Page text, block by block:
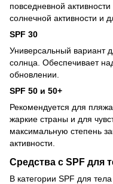
повседневной
солнечной активности и
SPF 30
Универсальный вариант
солнца. Обеспечивает
обновлении.
SPF 50 и 50+
Рекомендуется для
жаркие страны и для
максимальную степень
активности.
Средства с SPF для
В категории SPF для